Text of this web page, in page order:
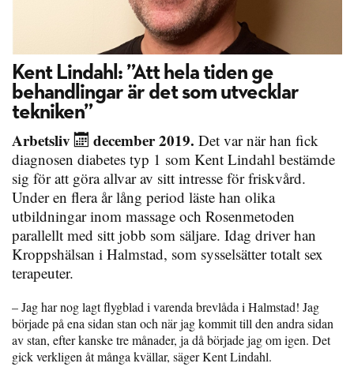
Kent Lindahl: ”Att hela tiden ge
behandlingar är det som utvecklar
tekniken”
Arbetsliv
december 2019. Det var när han fick
diagnosen diabetes typ 1 som Kent Lindahl bestämde
sig för att göra allvar av sitt intresse för friskvård.
Under en flera år lång period läste han olika
utbildningar inom massage och Rosenmetoden
parallellt med sitt jobb som säljare. Idag driver han
Kroppshälsan i Halmstad, som sysselsätter totalt sex
terapeuter.
– Jag har nog lagt flygblad i varenda brevlåda i Halmstad! Jag
började på ena sidan stan och när jag kommit till den andra sidan
av stan, efter kanske tre månader, ja då började jag om igen. Det
gick verkligen åt många kvällar, säger Kent Lindahl.